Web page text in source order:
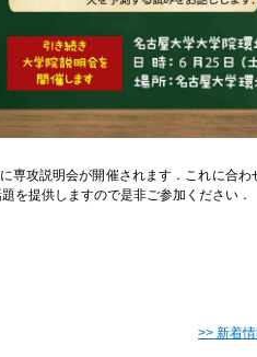
専攻説明会が開催されます．これに合
を提供しますので是非ご参加ください．
>> 新着